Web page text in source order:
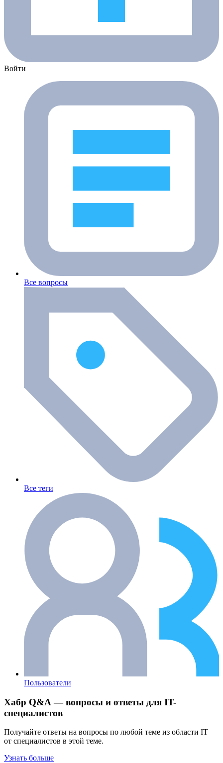
Войти
Все вопросы
Все теги
Пользователи
Хабр Q&A — вопросы и ответы для IT-
специалистов
Получайте ответы на вопросы по любой теме из области IT
от специалистов в этой теме.
Узнать больше